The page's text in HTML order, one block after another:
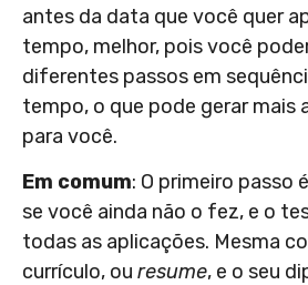
antes da data que você quer
tempo, melhor, pois você
diferentes passos em
tempo, o que pode gerar mais
para você.
Em comum: O primeiro passo
se você ainda não o fez, e o
todas as aplicações. Mesma
currículo, ou resume, e o seu